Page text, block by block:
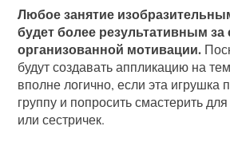
Любое занятие
будет более результативным
организованной мотивации.
будут создавать аппликацию на
вполне логично, если эта игрушка
группу и попросить смастерить
или сестричек.